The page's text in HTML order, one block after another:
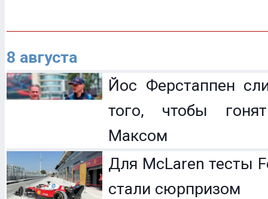
8 августа
Йос Ферстаппен
того, чтобы
Максом
Для McLaren тесты
стали сюрпризом